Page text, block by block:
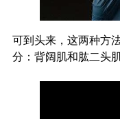
可到头来，这两种方
分：背阔肌和肱二头